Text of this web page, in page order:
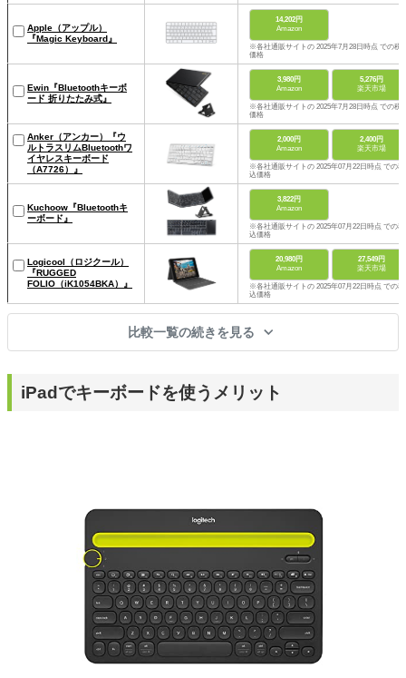
Apple（アップル）
『Magic Keyboard』
14,202円
Amazon
※各社通販サイトの 2025年7月28日時点 での税
価格
Ewin『Bluetoothキーボ
ード 折りたたみ式』
3,980円
Amazon
5,276円
楽天市場
※各社通販サイトの 2025年7月28日時点 での税
価格
Anker（アンカー）『ウ
ルトラスリムBluetoothワ
イヤレスキーボード
（‎A7726）』
2,000円
Amazon
2,400円
楽天市場
※各社通販サイトの 2025年07月22日時点 での税
込価格
Kuchoow『Bluetoothキ
ーボード』
3,822円
Amazon
※各社通販サイトの 2025年07月22日時点 での税
込価格
Logicool（ロジクール）
『RUGGED
FOLIO（iK1054BKA）』
20,980円
Amazon
27,549円
楽天市場
※各社通販サイトの 2025年07月22日時点 での税
込価格
比較一覧の続きを見る
iPadでキーボードを使うメリット